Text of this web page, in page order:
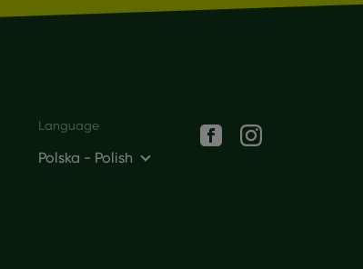
Language
Polska - Polish
Social networks